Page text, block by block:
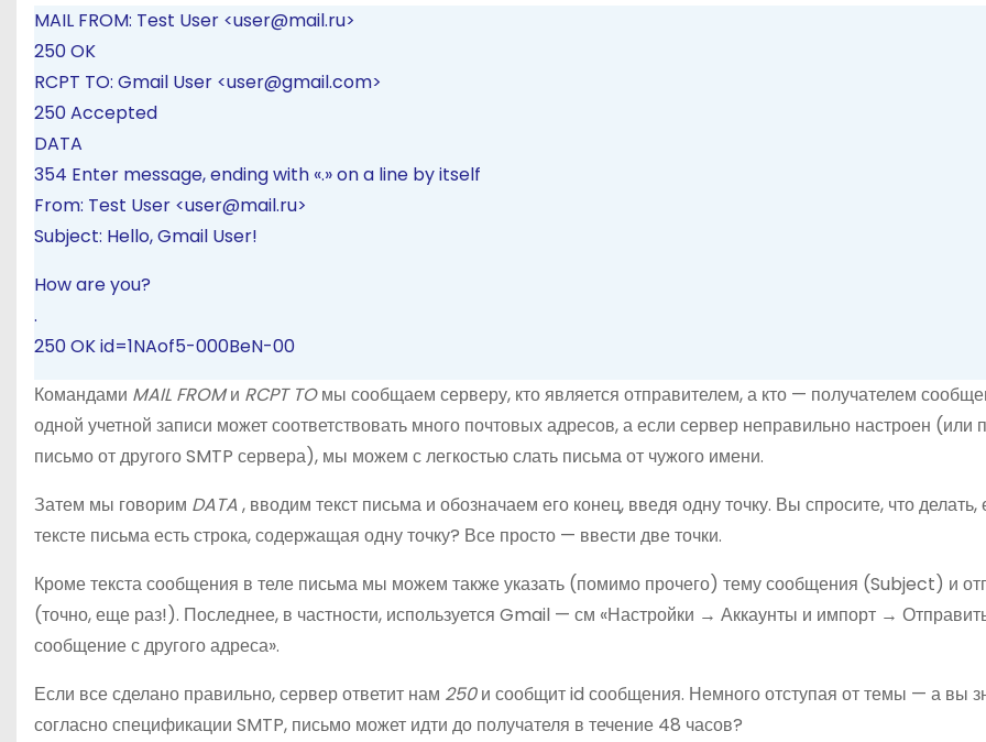
MAIL FROM: Test User <user@mail.ru>
250 OK
RCPT TO: Gmail User <user@gmail.com>
250 Accepted
DATA
354 Enter message, ending with «.» on a line by itself
From: Test User <user@mail.ru>
Subject: Hello, Gmail User!
How are you?
.
250 OK id=1NAof5-000BeN-00
Командами MAIL FROMи RCPT TOмы сообщаем серверу, кто является отправителем, а кто — получателем
одной учетной записи может соответствовать много почтовых адресов, а если сервер неправильно настроен (или
письмо от другого SMTP сервера), мы можем с легкостью слать письма от чужого имени.
Затем мы говорим DATA, вводим текст письма и обозначаем его конец, введя одну точку. Вы спросите, что делать,
тексте письма есть строка, содержащая одну точку? Все просто — ввести две точки.
Кроме текста сообщения в теле письма мы можем также указать (помимо прочего) тему сообщения (Subject) и
(точно, еще раз!). Последнее, в частности, используется Gmail — см «Настройки → Аккаунты и импорт →
сообщение с другого адреса».
Если все сделано правильно, сервер ответит нам 250и сообщит id сообщения. Немного отступая от темы — а вы
согласно спецификации SMTP, письмо может идти до получателя в течение 48 часов?